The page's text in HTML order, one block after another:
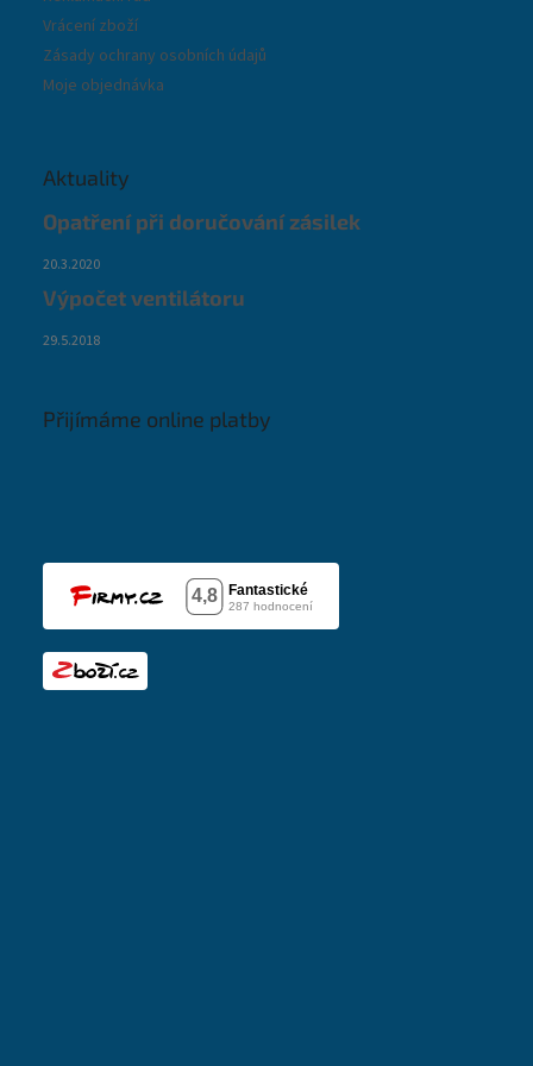
Vrácení zboží
Zásady ochrany osobních údajů
Moje objednávka
Aktuality
Opatření při doručování zásilek
20.3.2020
Výpočet ventilátoru
29.5.2018
Přijímáme online platby